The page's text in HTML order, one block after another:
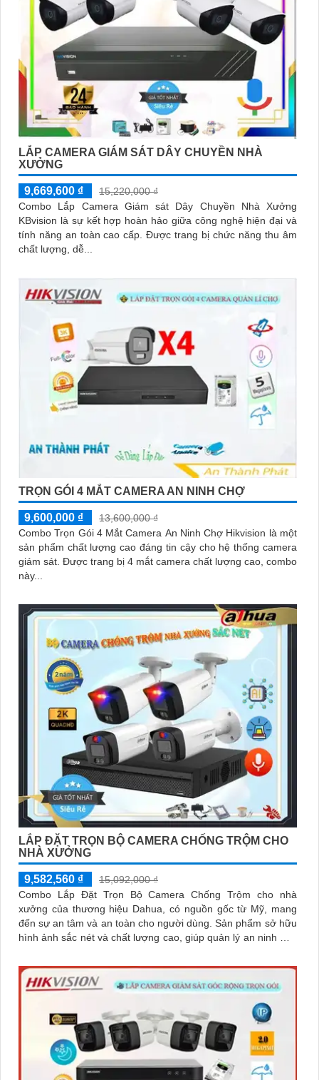
LẮP CAMERA GIÁM SÁT DÂY CHUYỀN NHÀ
XƯỞNG
9,669,600 ₫
15,220,000 ₫
Combo Lắp Camera Giám sát Dây Chuyền Nhà Xưởng
KBvision là sự kết hợp hoàn hảo giữa công nghệ hiện đại và
tính năng an toàn cao cấp. Được trang bị chức năng thu âm
chất lượng, dễ...
TRỌN GÓI 4 MẮT CAMERA AN NINH CHỢ
9,600,000 ₫
13,600,000 ₫
Combo Trọn Gói 4 Mắt Camera An Ninh Chợ Hikvision là một
sản phẩm chất lượng cao đáng tin cậy cho hệ thống camera
giám sát. Được trang bị 4 mắt camera chất lượng cao, combo
này...
LẮP ĐẶT TRỌN BỘ CAMERA CHỐNG TRỘM CHO
NHÀ XƯỞNG
9,582,560 ₫
15,092,000 ₫
Combo Lắp Đặt Trọn Bộ Camera Chống Trộm cho nhà
xưởng của thương hiệu Dahua, có nguồn gốc từ Mỹ, mang
đến sự an tâm và an toàn cho người dùng. Sản phẩm sở hữu
hình ảnh sắc nét và chất lượng cao, giúp quản lý an ninh một